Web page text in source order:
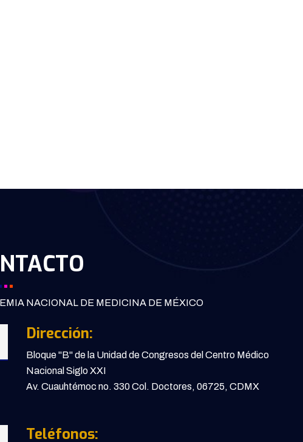
NACIONAL DE MEDICINA DE MÉXICO
Dirección:
Bloque "B" de la Unidad de Congresos del Centro Médico
Nacional Siglo XXI
Av. Cuauhtémoc no. 330 Col. Doctores, 06725, CDMX
Teléfonos: